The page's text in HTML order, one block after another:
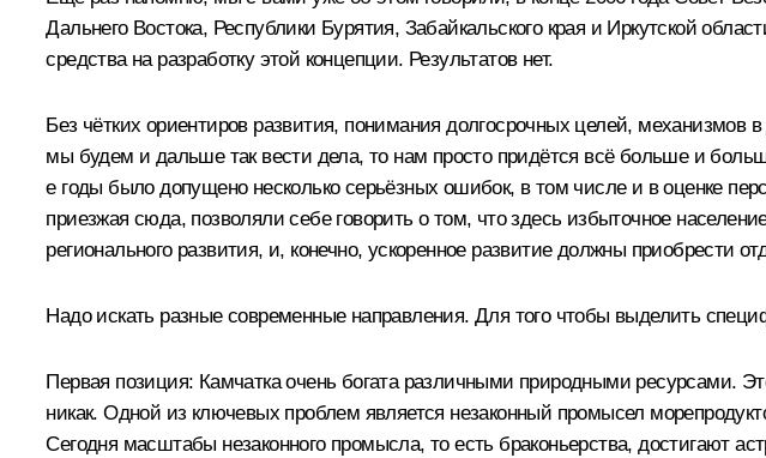
Дальнего Востока, Республики Бурятия, Забайкальского края и Иркутской
средства на разработку этой концепции. Результатов нет.
Без чётких ориентиров развития, понимания долгосрочных целей,
мы будем и дальше так вести дела, то нам просто придётся всё больше и
е годы было допущено несколько серьёзных ошибок, в том числе и в оценке
приезжая сюда, позволяли себе говорить о том, что здесь избыточное
регионального развития, и, конечно, ускоренное развитие должны приобрести
Надо искать разные современные направления. Для того чтобы выделить
Первая позиция: Камчатка очень богата различными природными ресурсами.
никак. Одной из ключевых проблем является незаконный промысел
Сегодня масштабы незаконного промысла, то есть браконьерства, достигают